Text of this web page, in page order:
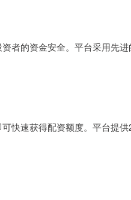
者的资金安全。平台采用先
快速获得配资额度。平台提